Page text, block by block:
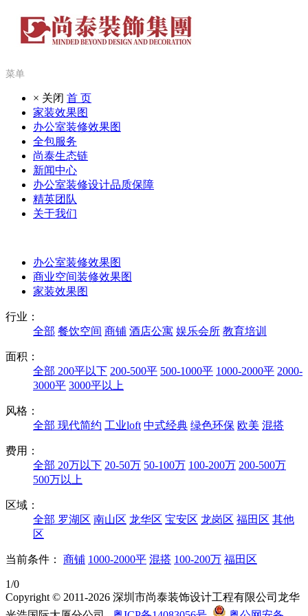
菜单
× 关闭 首 页
家装效果图
办公室装修效果图
全包服务
尚泰生态链
新闻中心
办公室装修设计品质保障
精英团队
关于我们
办公室装修效果图
商业空间装修效果图
家装效果图
行业：
全部 餐饮空间 商铺 酒店公寓 娱乐会所 教育培训
面积：
全部 200平以下 200-500平 500-1000平 1000-2000平 2000-
3000平 3000平以上
风格：
全部 现代简约 工业loft 中式经典 绿色环保 欧美 混搭
费用：
全部 20万以下 20-50万 50-100万 100-200万 200-500万
500万以上
区域：
全部 罗湖区 南山区 龙华区 宝安区 龙岗区 福田区 其他
区
当前条件： 商铺 1000-2000平 混搭 100-200万 福田区
1/0
Copyright © 2011-2026 深圳市尚泰装饰设计工程有限公司龙华